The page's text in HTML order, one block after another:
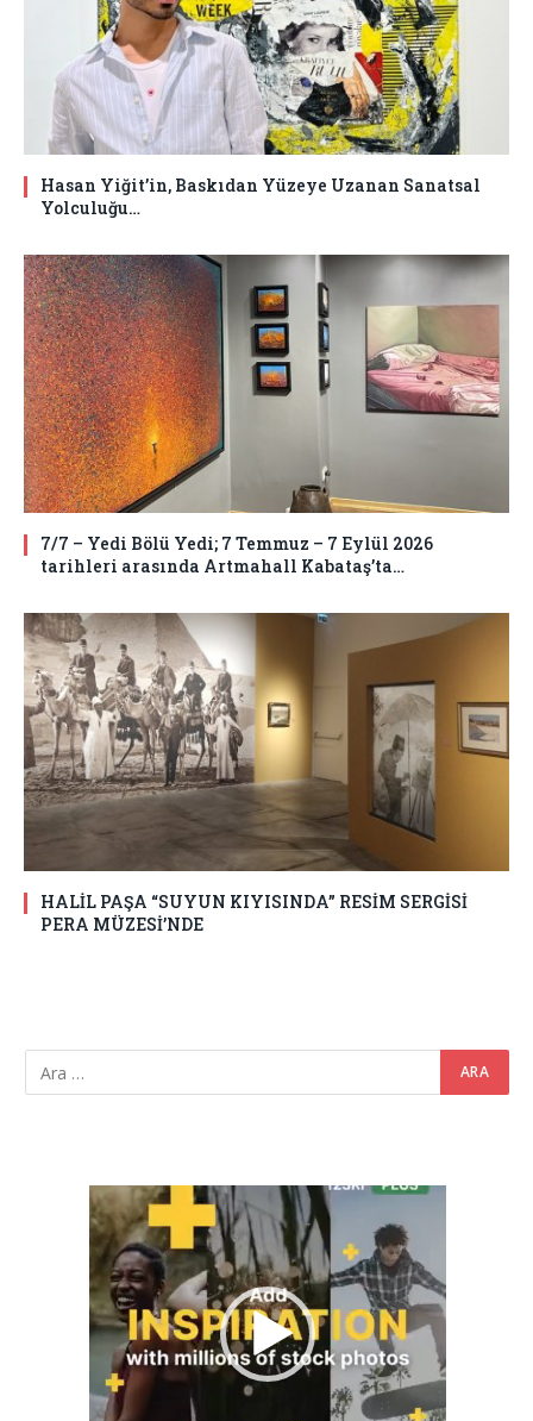
Hasan Yiğit’in, Baskıdan Yüzeye Uzanan Sanatsal
Yolculuğu…
7/7 – Yedi Bölü Yedi; 7 Temmuz – 7 Eylül 2026
tarihleri arasında Artmahall Kabataş’ta…
HALİL PAŞA “SUYUN KIYISINDA” RESİM SERGİSİ
PERA MÜZESİ’NDE
Video
oynatıcı